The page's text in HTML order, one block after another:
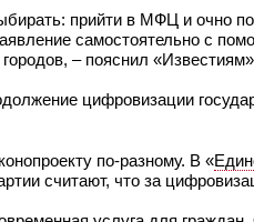
прийти в МФЦ и очно
самостоятельно с
– пояснил
цифровизации
по-разному. В «
считают, что за